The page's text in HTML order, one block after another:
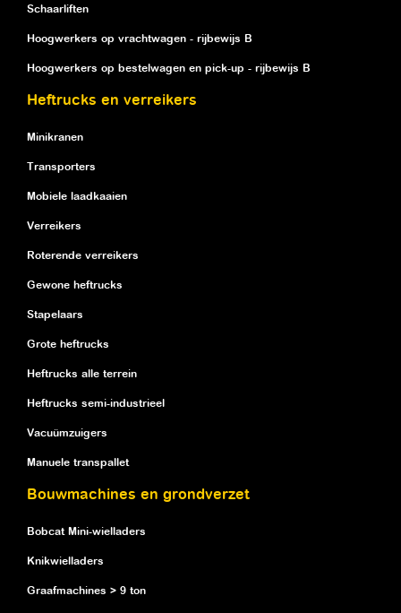
Schaarliften
Hoogwerkers op vrachtwagen - rijbewijs B
Hoogwerkers op bestelwagen en pick-up - rijbewijs B
Heftrucks en verreikers
Minikranen
Transporters
Mobiele laadkaaien
Verreikers
Roterende verreikers
Gewone heftrucks
Stapelaars
Grote heftrucks
Heftrucks alle terrein
Heftrucks semi-industrieel
Vacuümzuigers
Manuele transpallet
Bouwmachines en grondverzet
Bobcat Mini-wielladers
Knikwielladers
Graafmachines > 9 ton